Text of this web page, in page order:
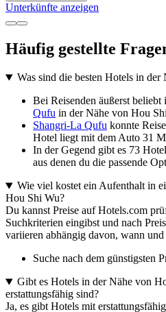
Unterkünfte anzeigen
Häufig gestellte
Was sind die besten Hotels in
Bei Reisenden äußerst beliebt
Qufu in der Nähe von Hou
Shangri-La Qufu konnte
Hotel liegt mit dem Auto 31
In der Gegend gibt es 73
aus denen du die passende
Wie viel kostet ein Aufenthalt in
Hou Shi Wu?
Du kannst Preise auf Hotels.com
Suchkriterien eingibst und nach
variieren abhängig davon, wann
Suche nach dem günstigsten
Gibt es Hotels in der Nähe von
erstattungsfähig sind?
Ja, es gibt Hotels mit